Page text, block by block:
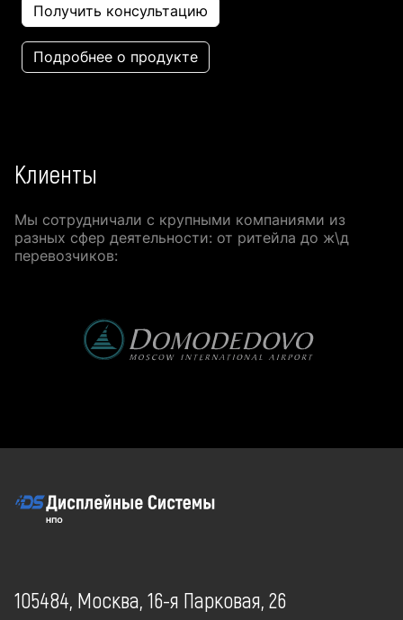
Получить консультацию
Подробнее о продукте
Клиенты
Мы сотрудничали с крупными компаниями из
разных сфер деятельности: от ритейла до ж\д
перевозчиков:
105484, Москва, 16-я Парковая, 26